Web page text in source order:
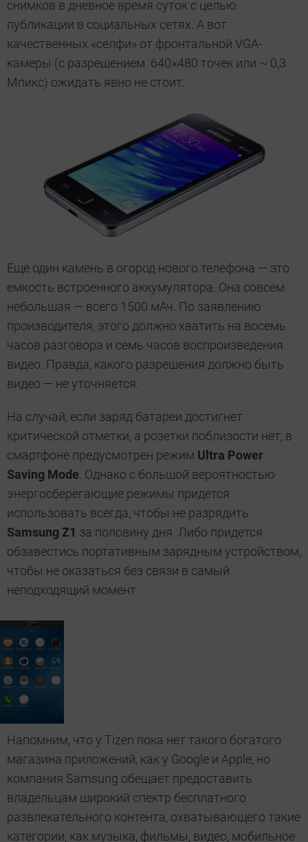
снимков в дневное время суток с целью
публикации в социальных сетях. А вот
качественных «селфи» от фронтальной VGA-
камеры (с разрешением 640×480 точек или ~ 0,3
Мпикс) ожидать явно не стоит.
Еще один камень в огород нового телефона — это
емкость встроенного аккумулятора. Она совсем
небольшая — всего 1500 мАч. По заявлению
производителя, этого должно хватить на восемь
часов разговора и семь часов воспроизведения
видео. Правда, какого разрешения должно быть
видео — не уточняется.
На случай, если заряд батареи достигнет
критической отметки, а розетки поблизости нет, в
смартфоне предусмотрен режим Ultra Power
Saving Mode. Однако с большой вероятностью
энергосберегающие режимы придется
использовать всегда, чтобы не разрядить
Samsung Z1 за половину дня. Либо придется
обзавестись портативным зарядным устройством,
чтобы не оказаться без связи в самый
неподходящий момент.
Напомним, что у Tizen пока нет такого богатого
магазина приложений, как у Google и Apple, но
компания Samsung обещает предоставить
владельцам широкий спектр бесплатного
развлекательного контента, охватывающего такие
категории, как музыка, фильмы, видео, мобильное